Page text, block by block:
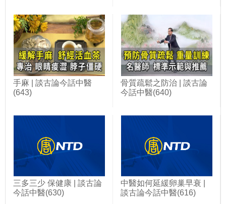
手麻 | 談古論今話中醫
(643)
骨質疏鬆之防治 | 談古論
今話中醫(640)
三多三少 保健康 | 談古論
今話中醫(630)
中醫如何延緩卵巢早衰 |
談古論今話中醫(616)